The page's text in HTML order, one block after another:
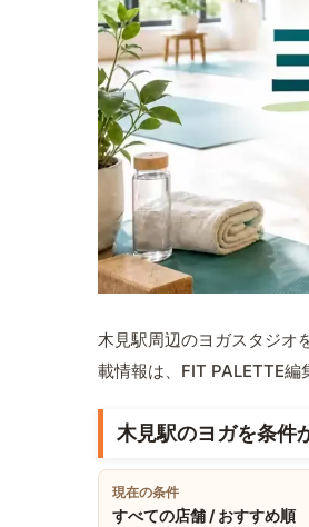
木見駅周辺のヨガスタジオ
載情報は、FIT PALETTE編
木見駅のヨガを条件
現在の条件
すべての店舗 / おすすめ順